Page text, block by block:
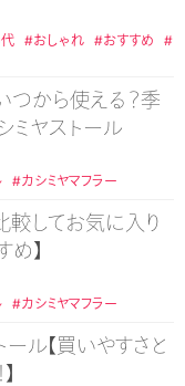
#おしゃれ #おすすめ
#
つから使える？季
ミヤストール
#カシミヤマフラー
較してお気に入り
め】
#カシミヤマフラー
ル【買いやすさと